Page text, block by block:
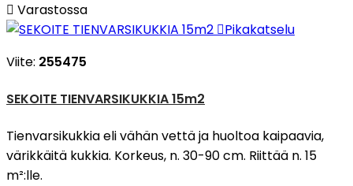
 Varastossa
Pikakatselu
Viite: 255475
SEKOITE TIENVARSIKUKKIA 15m2
Tienvarsikukkia eli vähän vettä ja huoltoa kaipaavia,
värikkäitä kukkia. Korkeus, n. 30-90 cm. Riittää n. 15
m²:lle.